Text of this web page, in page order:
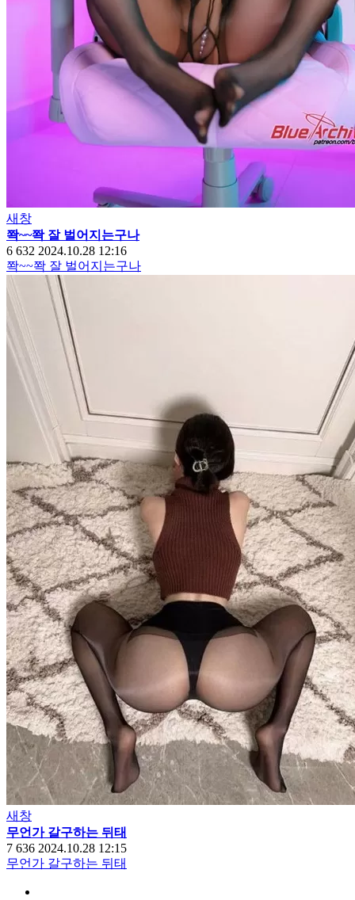
새창
쫙~~쫙 잘 벌어지는구나
6 632 2024.10.28 12:16
쫙~~쫙 잘 벌어지는구나
새창
무언가 갈구하는 뒤태
7 636 2024.10.28 12:15
무언가 갈구하는 뒤태